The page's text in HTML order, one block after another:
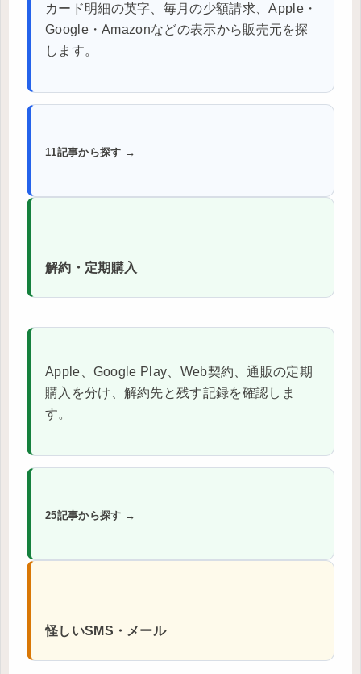
カード明細の英字、毎月の少額請求、Apple・
Google・Amazonなどの表示から販売元を探
します。
11記事から探す →
解約・定期購入
Apple、Google Play、Web契約、通販の定期
購入を分け、解約先と残す記録を確認しま
す。
25記事から探す →
怪しいSMS・メール